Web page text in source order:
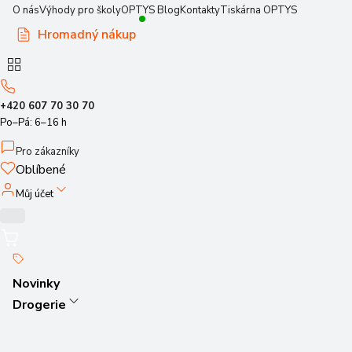
O násVýhody pro školyOPTYS BlogKontaktyTiskárna OPTYS
Hromadný nákup
+420 607 70 30 70
Po–Pá: 6–16 h
Pro zákazníky
Oblíbené
Můj účet
Novinky
Drogerie